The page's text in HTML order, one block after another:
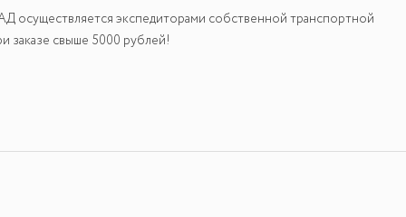
осуществляется экспедиторами собственной транспортной
заказе свыше 5000 рублей!